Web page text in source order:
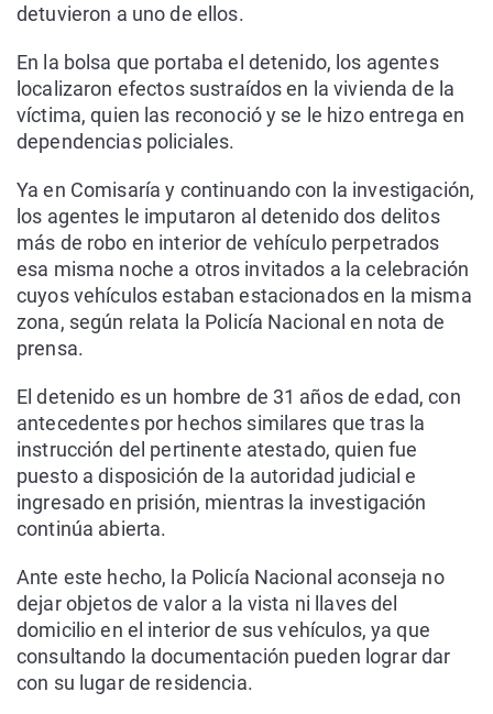
detuvieron a uno de ellos.
En la bolsa que portaba el detenido, los agentes
localizaron efectos sustraídos en la vivienda de la
víctima, quien las reconoció y se le hizo entrega en
dependencias policiales.
Ya en Comisaría y continuando con la investigación,
los agentes le imputaron al detenido dos delitos
más de robo en interior de vehículo perpetrados
esa misma noche a otros invitados a la celebración
cuyos vehículos estaban estacionados en la misma
zona, según relata la Policía Nacional en nota de
prensa.
El detenido es un hombre de 31 años de edad, con
antecedentes por hechos similares que tras la
instrucción del pertinente atestado, quien fue
puesto a disposición de la autoridad judicial e
ingresado en prisión, mientras la investigación
continúa abierta.
Ante este hecho, la Policía Nacional aconseja no
dejar objetos de valor a la vista ni llaves del
domicilio en el interior de sus vehículos, ya que
consultando la documentación pueden lograr dar
con su lugar de residencia.